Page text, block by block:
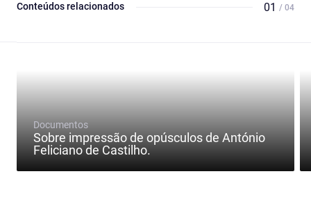
Conteúdos relacionados 01 / 04
Documentos
Sobre impressão de opúsculos de António
Feliciano de Castilho.